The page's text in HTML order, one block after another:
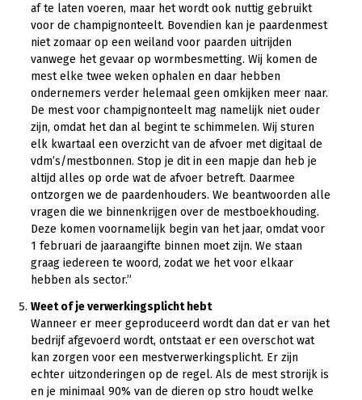
af te laten voeren, maar het wordt ook nuttig gebruikt
voor de champignonteelt. Bovendien kan je paardenmest
niet zomaar op een weiland voor paarden uitrijden
vanwege het gevaar op wormbesmetting. Wij komen de
mest elke twee weken ophalen en daar hebben
ondernemers verder helemaal geen omkijken meer naar.
De mest voor champignonteelt mag namelijk niet ouder
zijn, omdat het dan al begint te schimmelen. Wij sturen
elk kwartaal een overzicht van de afvoer met digitaal de
vdm’s/mestbonnen. Stop je dit in een mapje dan heb je
altijd alles op orde wat de afvoer betreft. Daarmee
ontzorgen we de paardenhouders. We beantwoorden alle
vragen die we binnenkrijgen over de mestboekhouding.
Deze komen voornamelijk begin van het jaar, omdat voor
1 februari de jaaraangifte binnen moet zijn. We staan
graag iedereen te woord, zodat we het voor elkaar
hebben als sector.”
Weet of je verwerkingsplicht hebt
Wanneer er meer geproduceerd wordt dan dat er van het
bedrijf afgevoerd wordt, ontstaat er een overschot wat
kan zorgen voor een mestverwerkingsplicht. Er zijn
echter uitzonderingen op de regel. Als de mest strorijk is
en je minimaal 90% van de dieren op stro houdt welke